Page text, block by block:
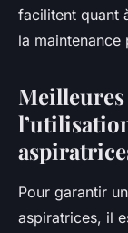
facilitent quant
la maintenance
Pour garantir
aspiratrices, il